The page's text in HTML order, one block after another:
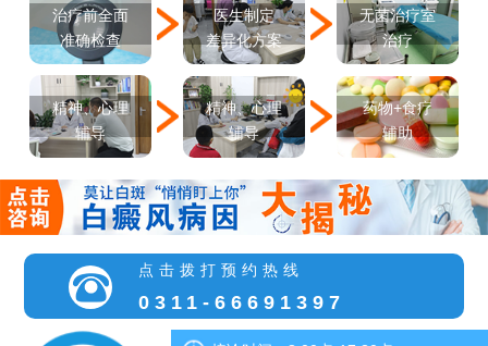
治疗前全面
准确检查
医生制定
差异化方案
无菌治疗室
治疗
精神、心理
辅导
精神、心理
辅导
药物+食疗
辅助
点击拨打预约热线
0311-66691397